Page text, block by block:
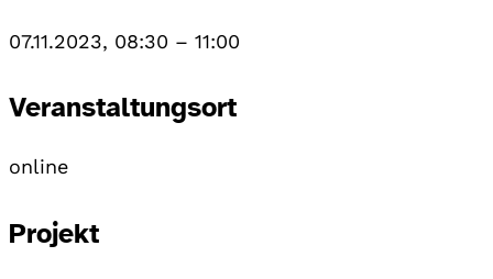
07.11.2023, 08:30 – 11:00
Veranstaltungsort
online
Projekt